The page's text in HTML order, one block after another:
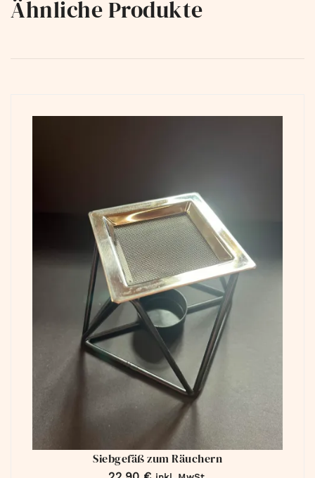
Ähnliche Produkte
Siebgefäß zum Räuchern